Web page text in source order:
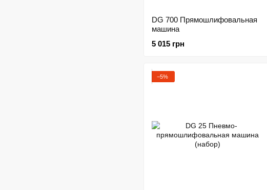
DG 700 Прямошлифовальная
машина
5 015 грн
−5%